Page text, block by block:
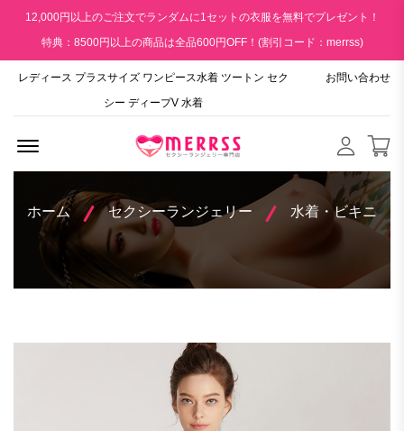
12,000円以上のご注文でランダムに1セットの衣服を無料でプレゼント！
特典：8500円以上の商品は全品600円OFF！(割引コード：merrss)
レディース プラスサイズ ワンピース水着 ツートン セク
シー ディープV 水着
お問い合わせ
ホーム セクシーランジェリー 水着・ビキニ